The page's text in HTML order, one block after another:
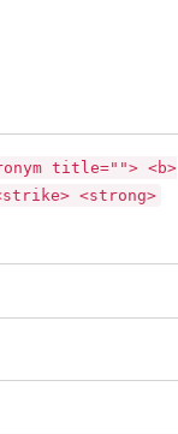
title=""> <b>
<strong>